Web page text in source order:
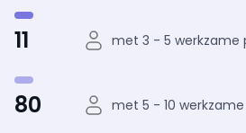
11 met 3 - 5 werkzame
80 met 5 - 10